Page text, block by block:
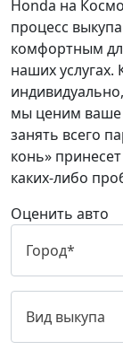
Honda на
процесс
комфортным
наших услугах.
мы ценим ваше
занять всего
конь»
каких-либо
Оценить авто